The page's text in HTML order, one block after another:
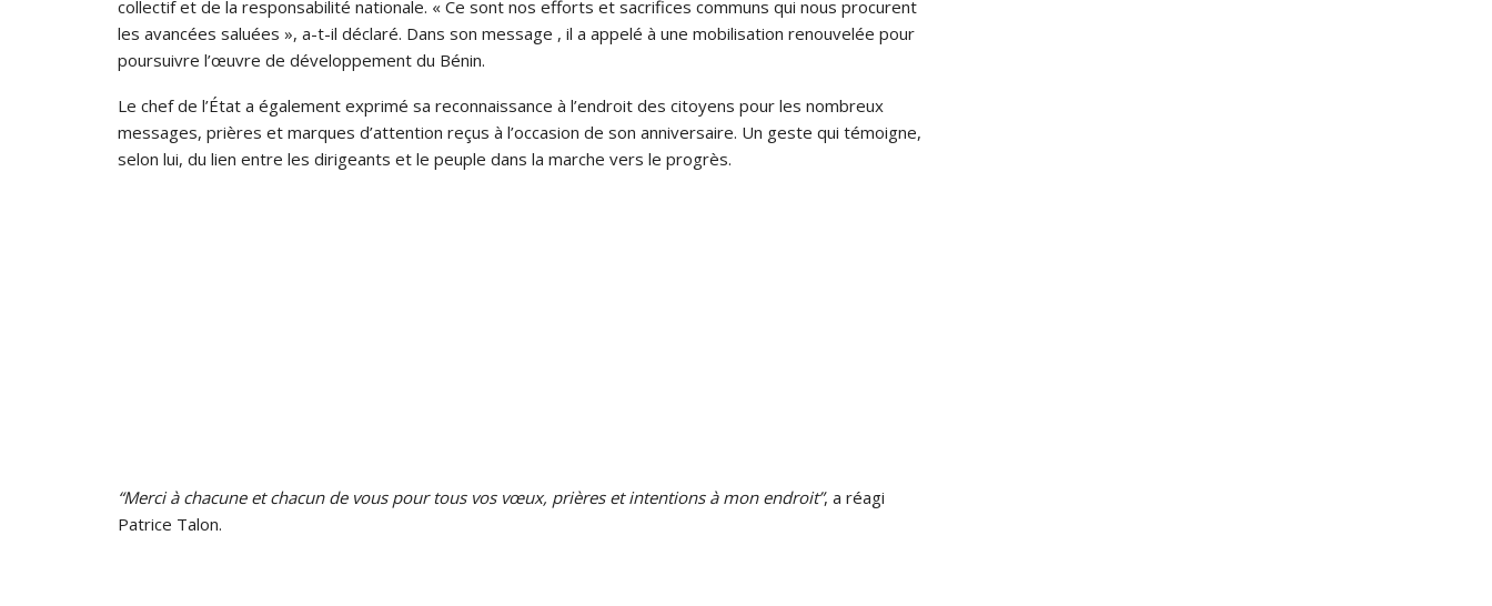
collectif et de la responsabilité nationale. « Ce sont nos efforts et sacrifices communs qui nous procurent
les avancées saluées », a-t-il déclaré. Dans son message , il a appelé à une mobilisation renouvelée pour
poursuivre l’œuvre de développement du Bénin.
Le chef de l’État a également exprimé sa reconnaissance à l’endroit des citoyens pour les nombreux
messages, prières et marques d’attention reçus à l’occasion de son anniversaire. Un geste qui témoigne,
selon lui, du lien entre les dirigeants et le peuple dans la marche vers le progrès.
“Merci à chacune et chacun de vous pour tous vos vœux, prières et intentions à mon endroit”, a réagi
Patrice Talon.